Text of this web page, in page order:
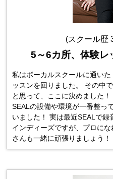
(スクール歴
5～6カ所、体験レ
私はボーカルスクールに通い
ッスンを回りました。 その中
と思って、ここに決めました
SEALの設備や環境が一番整っ
いました！ 実は最近SEALで
インディーズですが、プロに
さんも一緒に頑張りましょう！